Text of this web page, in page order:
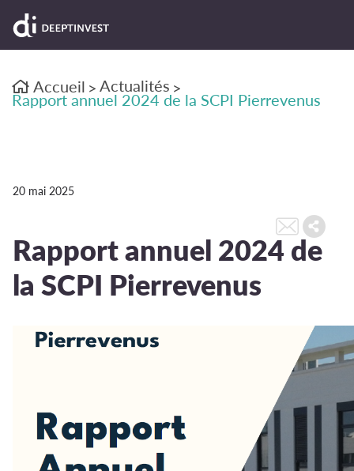
Accueil > Actualités >
Rapport annuel 2024 de la SCPI Pierrevenus
20 mai 2025
Rapport annuel 2024 de
la SCPI Pierrevenus